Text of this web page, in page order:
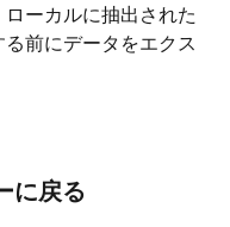
ローカルに抽出された
前にデータをエクス
に戻る